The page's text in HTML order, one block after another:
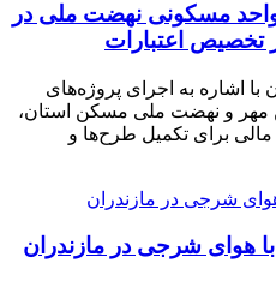
و فاضلاب ۶ هزار واحد مسکونی نهضت ملی در
تخصیص اعتبارات
اشاره به اجرای پروژه‌های
و نهضت ملی مسکن استان،
برای تکمیل طرح‌ها و
هوای شرجی در مازندران